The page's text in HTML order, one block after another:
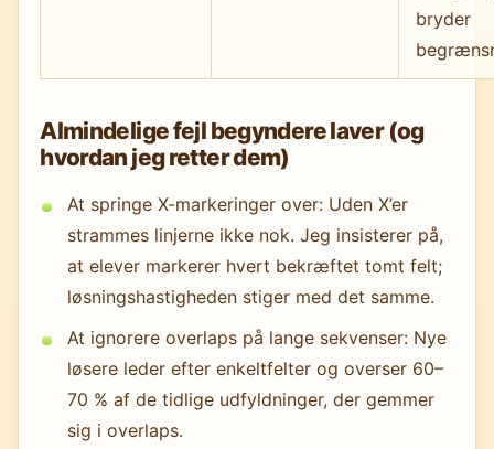
bryder
Almindelige fejl begyndere laver (og
hvordan jeg retter dem)
At springe X-markeringer over: Uden X’er
strammes linjerne ikke nok. Jeg insisterer på,
at elever markerer hvert bekræftet tomt felt;
løsningshastigheden stiger med det samme.
At ignorere overlaps på lange sekvenser: Nye
løsere leder efter enkeltfelter og overser 60–
70 % af de tidlige udfyldninger, der gemmer
sig i overlaps.